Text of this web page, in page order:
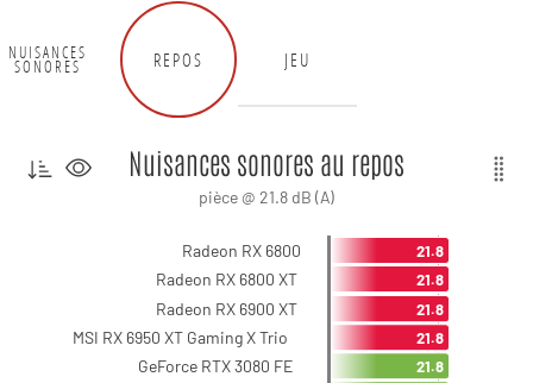
NUISANCES
SONORES REPOS JEU
Nuisances sonores au repos
pièce @ 21.8 dB (A)
Radeon RX 6800
Radeon RX 6800 XT
Radeon RX 6900 XT
MSI RX 6950 XT Gaming X Trio
GeForce RTX 3080 FE
21.8
21.8
21.8
21.8
21.8